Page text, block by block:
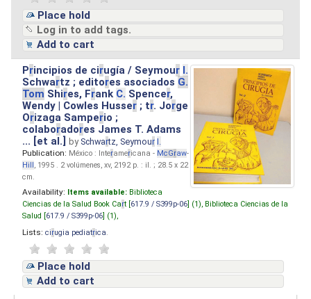
Place hold
Log in to add tags.
Add to cart
Principios de cirugía / Seymour I.
Schwartz ; editores asociados G.
Tom Shires, Frank C. Spencer,
Wendy | Cowles Husser ; tr. Jorge
Orizaga Samperio ;
colaboradores James T. Adams
... [et al.]by Schwartz, Seymour I.
Publication: México : Interamericana - McGraw-
Hill, 1995 . 2 volúmenes, xv, 2192 p. : il. ; 28.5 x 22
cm.
Availability: Items available: Biblioteca
Ciencias de la Salud Book Cart [ 617.9 / S399p-06 ] (1), Biblioteca Ciencias de la
Salud [ 617.9 / S399p-06 ] (1),
Lists: cirugia pediatrica
Place hold
Add to cart